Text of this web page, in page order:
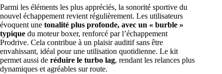
Parmi les éléments les plus appréciés, la sonorité sportive du
nouvel échappement revient régulièrement. Les utilisateurs
évoquent une tonalité plus profonde, avec un « burble »
typique du moteur boxer, renforcé par l’échappement
Prodrive. Cela contribue à un plaisir auditif sans être
envahissant, idéal pour une utilisation quotidienne. Le kit
permet aussi de réduire le turbo lag, rendant les relances plus
dynamiques et agréables sur route.